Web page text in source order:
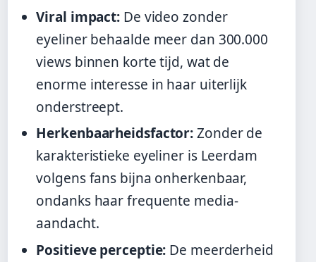
Viral impact: De video zonder
eyeliner behaalde meer dan 300.000
views binnen korte tijd, wat de
enorme interesse in haar uiterlijk
onderstreept.
Herkenbaarheidsfactor:Zonder de
karakteristieke eyeliner is Leerdam
volgens fans bijna onherkenbaar,
ondanks haar frequente media-
aandacht.
Positieve perceptie: De meerderheid